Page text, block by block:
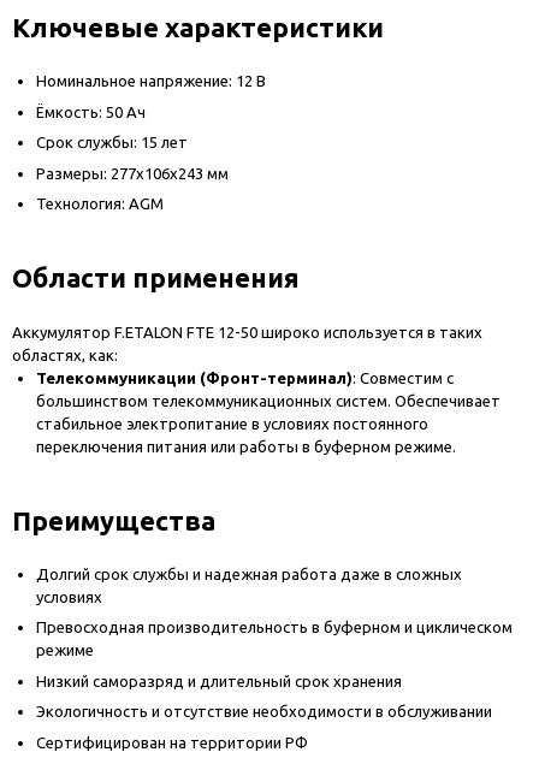
Ключевые характеристики
Номинальное напряжение: 12 В
Ёмкость: 50 Ач
Срок службы: 15 лет
Размеры: 277х106х243 мм
Технология: AGM
Области применения
Аккумулятор F.ETALON FTE 12-50 широко используется в таких
областях, как:
Телекоммуникации (Фронт-терминал): Совместим с
большинством телекоммуникационных систем. Обеспечивает
стабильное электропитание в условиях постоянного
переключения питания или работы в буферном режиме.
Преимущества
Долгий срок службы и надежная работа даже в сложных
условиях
Превосходная производительность в буферном и циклическом
режиме
Низкий саморазряд и длительный срок хранения
Экологичность и отсутствие необходимости в обслуживании
Сертифицирован на территории РФ